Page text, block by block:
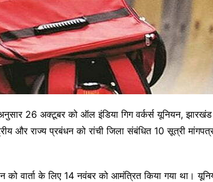
26 अक्टूबर को ऑल इंडिया गिग वर्कर्स यूनियन,
और राज्य प्रबंधन को रांची जिला संबंधित 10 सूत्री
वार्ता के लिए 14 नवंबर को आमंत्रित किया गया था।